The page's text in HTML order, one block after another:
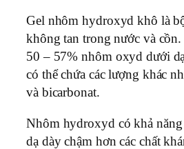
Gel nhôm hydroxyd khô là
không tan trong nước và
50 – 57% nhôm oxyd dưới
có thể chứa các lượng khác
và bicarbonat.
Nhôm hydroxyd có khả
dạ dày chậm hơn các chất